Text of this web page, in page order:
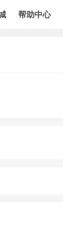
帮助中心